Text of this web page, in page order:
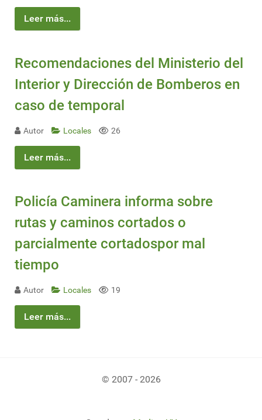
Leer más...
Recomendaciones del Ministerio del
Interior y Dirección de Bomberos en
caso de temporal
Autor Locales 26
Leer más...
Policía Caminera informa sobre
rutas y caminos cortados o
parcialmente cortadospor mal
tiempo
Autor Locales 19
Leer más...
© 2007 - 2026